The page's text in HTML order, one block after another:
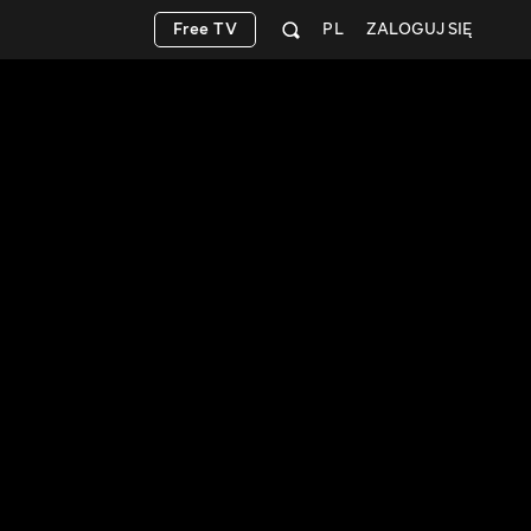
ZALOGUJ SIĘ
PL
Free TV